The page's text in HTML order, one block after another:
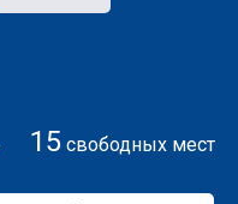
15 свободных мест